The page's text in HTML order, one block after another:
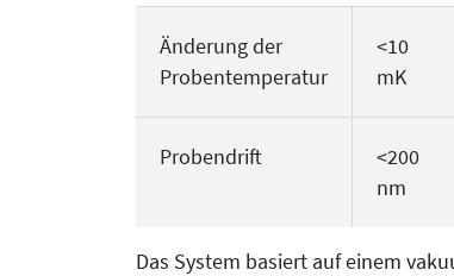
Änderung der
Probentemperatur
<10
mK
Probendrift
<200
nm
Das System basiert auf einem